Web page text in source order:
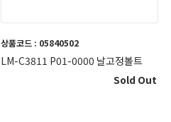
상품코드 : 05840502
LM-C3811 P01-0000 날고정볼트
Sold Out